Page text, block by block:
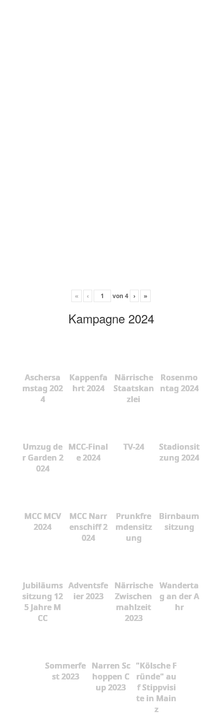
« ‹ von 4 › »
Kampagne 2024
Aschersa
mstag 202
4
Kappenfa
hrt 2024
Närrische
Staatskan
zlei
Rosenmo
ntag 2024
Umzug de
r Garden 2
024
MCC-Final
e 2024
TV-24
Stadionsit
zung 2024
MCC MCV
2024
MCC Narr
enschiff 2
024
Prunkfre
mdensitz
ung
Birnbaum
sitzung
Jubiläums
sitzung 12
5 Jahre M
CC
Adventsfe
ier 2023
Närrische
Zwischen
mahlzeit
2023
Wanderta
g an der A
hr
Sommerfe
st 2023
Narren Sc
hoppen C
up 2023
"Kölsche F
ründe" au
f Stippvisi
te in Main
z